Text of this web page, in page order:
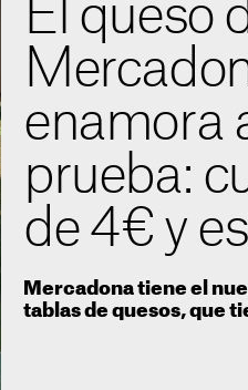
El queso
enamora
prueba:
de 4 € y
Mercadona tiene el
tablas de quesos, que